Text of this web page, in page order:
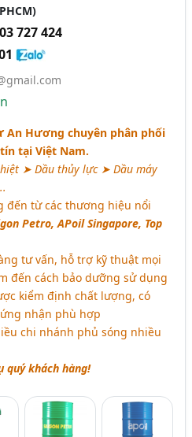
727 424
An Hương chuyên phân phối
tại Việt Nam.
➤ Dầu thủy lực ➤ Dầu máy
từ các thương hiệu nổi
Petro, APoil Singapore, Top
tư vấn, hỗ trợ kỹ thuật mọi
đến cách bảo dưỡng sử dụng
kiểm định chất lượng, có
nhận phù hợp
chi nhánh phủ sóng nhiều
quý khách hàng!